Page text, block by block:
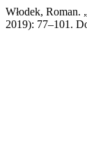
Włodek, Roman.
2019): 77–101.